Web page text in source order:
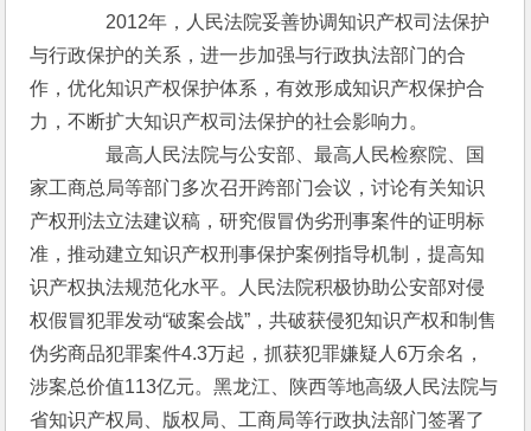
2012年，人民法院妥善协调知识产权司法保护
与行政保护的关系，进一步加强与行政执法部门的合
作，优化知识产权保护体系，有效形成知识产权保护合
力，不断扩大知识产权司法保护的社会影响力。
最高人民法院与公安部、最高人民检察院、国
家工商总局等部门多次召开跨部门会议，讨论有关知识
产权刑法立法建议稿，研究假冒伪劣刑事案件的证明标
准，推动建立知识产权刑事保护案例指导机制，提高知
识产权执法规范化水平。人民法院积极协助公安部对侵
权假冒犯罪发动“破案会战”，共破获侵犯知识产权和制售
伪劣商品犯罪案件4.3万起，抓获犯罪嫌疑人6万余名，
涉案总价值113亿元。黑龙江、陕西等地高级人民法院与
省知识产权局、版权局、工商局等行政执法部门签署了